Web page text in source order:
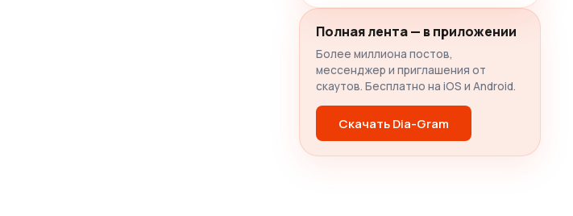
Полная лента — в приложении
Более миллиона постов,
мессенджер и приглашения от
скаутов. Бесплатно на iOS и Android.
Скачать Dia-Gram